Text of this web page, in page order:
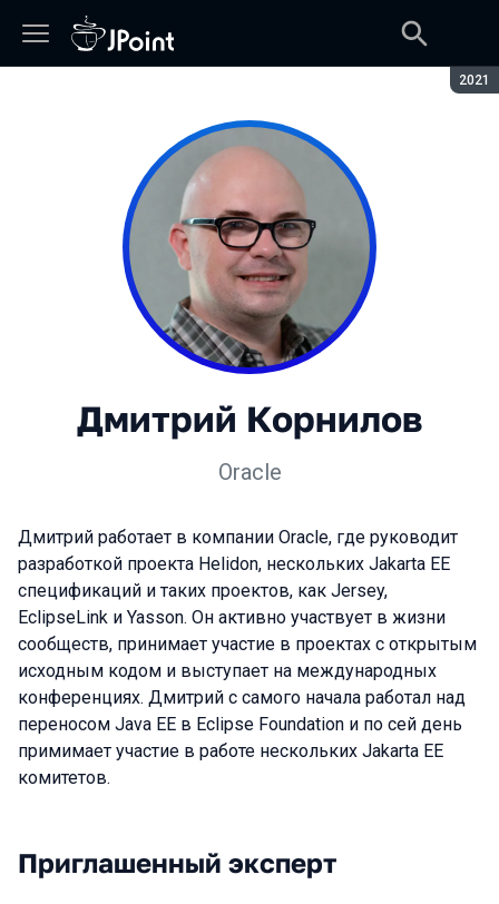
2021
Дмитрий Корнилов
Oracle
Дмитрий работает в компании Oracle, где руководит
разработкой проекта Helidon, нескольких Jakarta EE
спецификаций и таких проектов, как Jersey,
EclipseLink и Yasson. Он активно участвует в жизни
сообществ, принимает участие в проектах с открытым
исходным кодом и выступает на международных
конференциях. Дмитрий с самого начала работал над
переносом Java EE в Eclipse Foundation и по сей день
примимает участие в работе нескольких Jakarta EE
комитетов.
Выступления в сезоне 2021
Приглашенный эксперт